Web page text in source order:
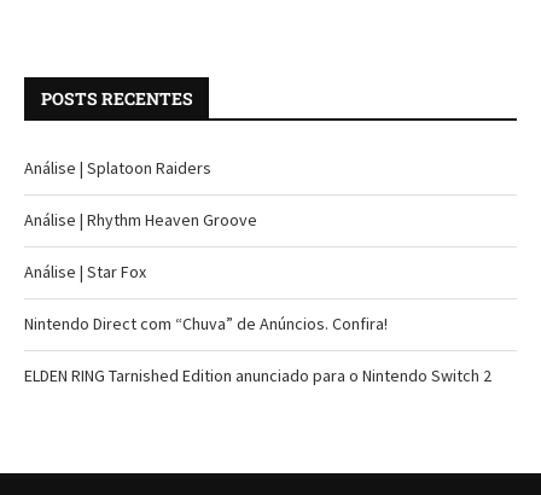
POSTS RECENTES
Análise | Splatoon Raiders
Análise | Rhythm Heaven Groove
Análise | Star Fox
Nintendo Direct com “Chuva” de Anúncios. Confira!
ELDEN RING Tarnished Edition anunciado para o Nintendo Switch 2